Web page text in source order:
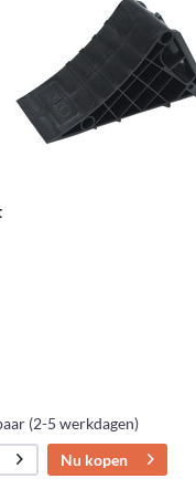
(2-5 werkdagen)
Nu kopen